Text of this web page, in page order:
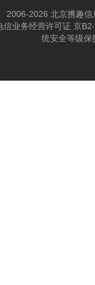
2006-2026 北京携趣信
信业务经营许可证 京
统安全等级